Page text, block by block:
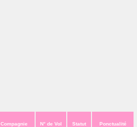
Compagnie N° de Vol Statut Ponctualité